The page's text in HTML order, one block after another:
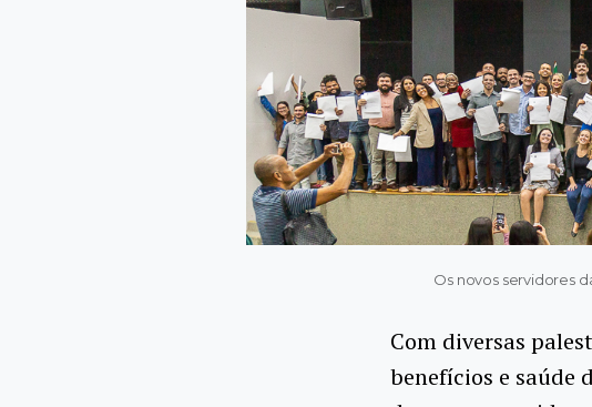
Os novos servidores
Com diversas
benefícios e saúde